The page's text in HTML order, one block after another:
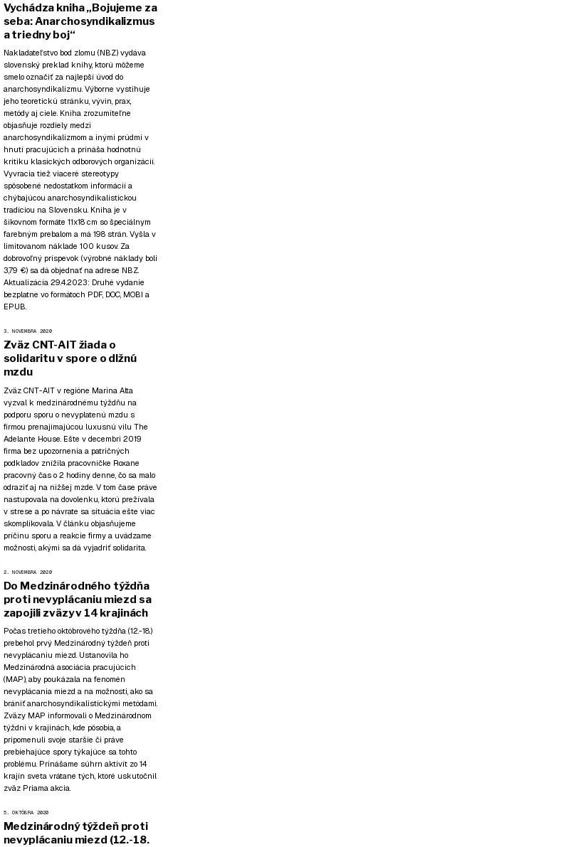
Vychádza kniha „Bojujeme za
seba: Anarchosyndikalizmus
a triedny boj“
Nakladateľstvo bod zlomu (NBZ) vydáva
slovenský preklad knihy, ktorú môžeme
smelo označiť za najlepší úvod do
anarchosyndikalizmu. Výborne vystihuje
jeho teoretickú stránku, vývin, prax,
metódy aj ciele. Kniha zrozumiteľne
objasňuje rozdiely medzi
anarchosyndikalizmom a inými prúdmi v
hnutí pracujúcich a prináša hodnotnú
kritiku klasických odborových organizácií.
Vyvracia tiež viaceré stereotypy
spôsobené nedostatkom informácií a
chýbajúcou anarchosyndikalistickou
tradíciou na Slovensku. Kniha je v
šikovnom formáte 11x18 cm so špeciálnym
farebným prebalom a má 198 strán. Vyšla v
limitovanom náklade 100 kusov. Za
dobrovoľný príspevok (výrobné náklady boli
3,79 €) sa dá objednať na adrese NBZ.
Aktualizácia 29.4.2023: Druhé vydanie
bezplatne vo formátoch PDF, DOC, MOBI a
EPUB.
3. NOVEMBRA 2020
Zväz CNT-AIT žiada o
solidaritu v spore o dlžnú
mzdu
Zväz CNT-AIT v regióne Marina Alta
vyzval k medzinárodnému týždňu na
podporu sporu o nevyplatenú mzdu s
firmou prenajímajúcou luxusnú vilu The
Adelante House. Ešte v decembri 2019
firma bez upozornenia a patričných
podkladov znížila pracovníčke Roxane
pracovný čas o 2 hodiny denne, čo sa malo
odraziť aj na nižšej mzde. V tom čase práve
nastupovala na dovolenku, ktorú prežívala
v strese a po návrate sa situácia ešte viac
skomplikovala. V článku objasňujeme
príčinu sporu a reakcie firmy a uvádzame
možnosti, akými sa dá vyjadriť solidarita.
2. NOVEMBRA 2020
Do Medzinárodného týždňa
proti nevyplácaniu miezd sa
zapojili zväzy v 14 krajinách
Počas tretieho októbrového týždňa (12.-18.)
prebehol prvý Medzinárodný týždeň proti
nevyplácaniu miezd. Ustanovila ho
Medzinárodná asociácia pracujúcich
(MAP), aby poukázala na fenomén
nevyplácania miezd a na možnosti, ako sa
brániť anarchosyndikalistickými metódami.
Zväzy MAP informovali o Medzinárodnom
týždni v krajinách, kde pôsobia, a
pripomenuli svoje staršie či práve
prebiehajúce spory týkajúce sa tohto
problému. Prinášame súhrn aktivít zo 14
krajín sveta vrátane tých, ktoré uskutočnil
zväz Priama akcia.
5. OKTÓBRA 2020
Medzinárodný týždeň proti
nevyplácaniu miezd (12.-18.